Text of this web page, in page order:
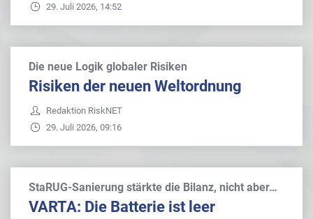
29. Juli 2026, 14:52
Die neue Logik globaler Risiken
Risiken der neuen Weltordnung
Redaktion RiskNET
29. Juli 2026, 09:16
StaRUG-Sanierung stärkte die Bilanz, nicht aber…
VARTA: Die Batterie ist leer